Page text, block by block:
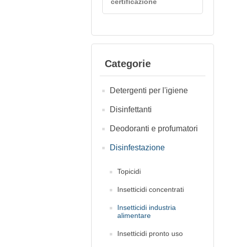
Categorie
Detergenti per l'igiene
Disinfettanti
Deodoranti e profumatori
Disinfestazione
Topicidi
Insetticidi concentrati
Insetticidi industria
alimentare
Insetticidi pronto uso